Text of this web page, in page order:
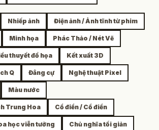
Nhiếp ảnh Điện ảnh / Ảnh tĩnh từ phim
Minh họa Phác Thảo / Nét Vẽ
thuyết đồ họa Kết xuất 3D
Q Đẳng cự Nghệ thuật Pixel
Màu nước
Trung Hoa Cổ điển / Cổ điển
học viễn tưởng Chủ nghĩa tối giản